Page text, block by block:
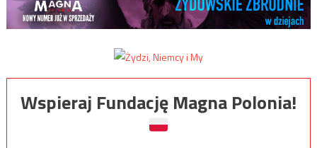
Wspieraj Fundację Magna Polonia!